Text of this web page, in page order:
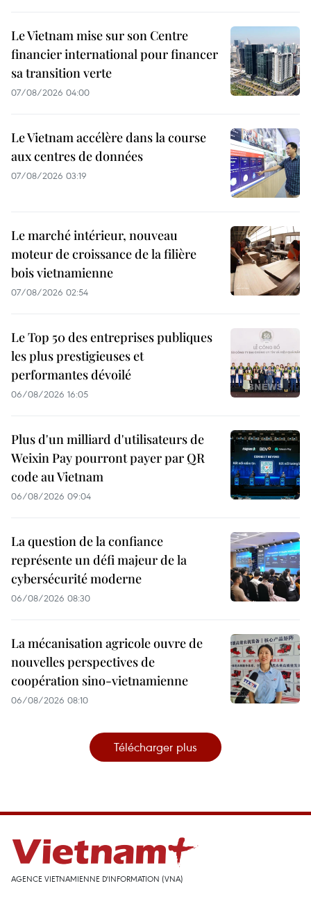
Le Vietnam mise sur son Centre
financier international pour financer
sa transition verte
07/08/2026 04:00
Le Vietnam accélère dans la course
aux centres de données
07/08/2026 03:19
Le marché intérieur, nouveau
moteur de croissance de la filière
bois vietnamienne
07/08/2026 02:54
Le Top 50 des entreprises publiques
les plus prestigieuses et
performantes dévoilé
06/08/2026 16:05
Plus d'un milliard d'utilisateurs de
Weixin Pay pourront payer par QR
code au Vietnam
06/08/2026 09:04
La question de la confiance
représente un défi majeur de la
cybersécurité moderne
06/08/2026 08:30
La mécanisation agricole ouvre de
nouvelles perspectives de
coopération sino-vietnamienne
06/08/2026 08:10
Télécharger plus
AGENCE VIETNAMIENNE D'INFORMATION (VNA)